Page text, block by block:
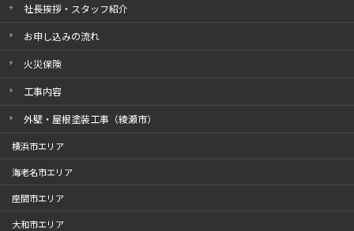
社長挨拶・スタッフ紹介
お申し込みの流れ
火災保険
工事内容
外壁・屋根塗装工事（綾瀬市）
横浜市エリア
海老名市エリア
座間市エリア
大和市エリア